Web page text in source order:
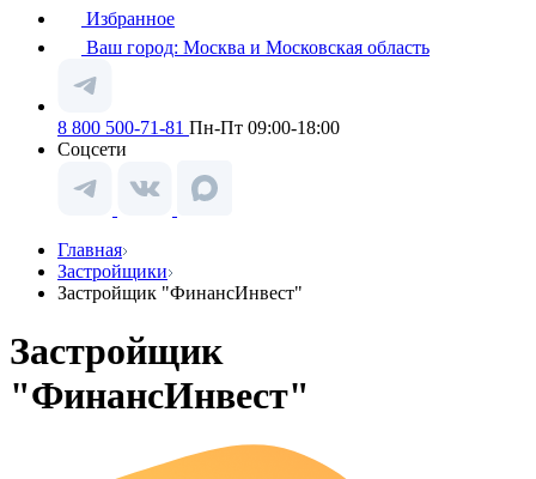
Избранное
Ваш город: Москва и Московская область
8 800 500-71-81 Пн-Пт 09:00-18:00
Соцсети
Главная
Застройщики
Застройщик "ФинансИнвест"
Застройщик
"ФинансИнвест"